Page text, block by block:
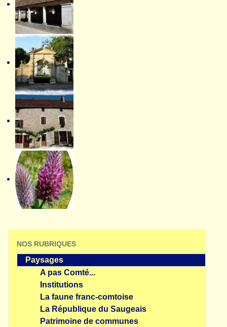
NOS RUBRIQUES
Paysages
A pas Comté...
Institutions
La faune franc-comtoise
La République du Saugeais
Patrimoine de communes